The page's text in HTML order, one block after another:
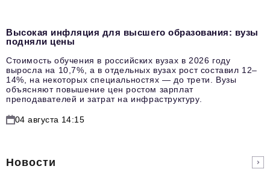
Высокая инфляция для высшего образования: вузы
подняли цены
Стоимость обучения в российских вузах в 2026 году
выросла на 10,7%, а в отдельных вузах рост составил 12–
14%, на некоторых специальностях — до трети. Вузы
объясняют повышение цен ростом зарплат
преподавателей и затрат на инфраструктуру.
04 августа 14:15
Новости